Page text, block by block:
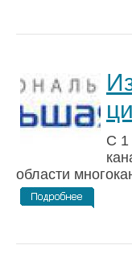
С 1
области